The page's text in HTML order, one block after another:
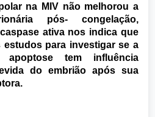
na MIV não melhorou a
pós- congelação,
ativa nos indica que
estudos para investigar se a
tem influência
do embrião após sua